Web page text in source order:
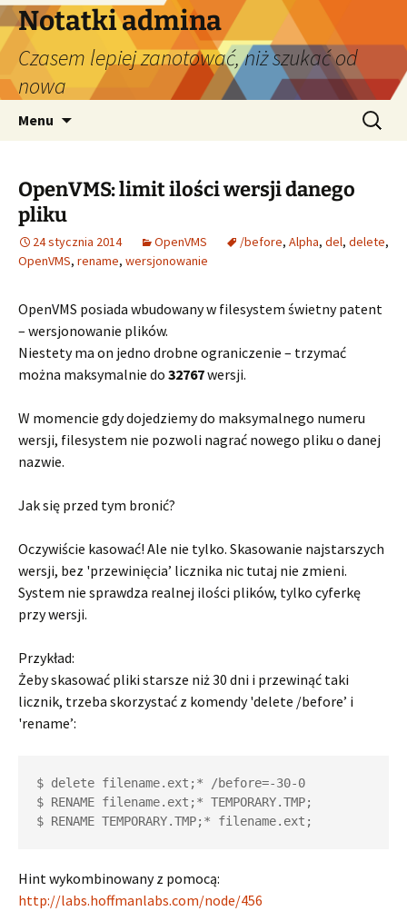
Przejdź
do
treści
Notatki admina
Czasem lepiej zanotować, niż szukać od
nowa
Menu Szukaj:
OpenVMS: limit ilości wersji danego
pliku
24 stycznia 2014 OpenVMS /before, Alpha, del, delete,
OpenVMS, rename, wersjonowanie
OpenVMS posiada wbudowany w filesystem świetny patent
– wersjonowanie plików.
Niestety ma on jedno drobne ograniczenie – trzymać
można maksymalnie do 32767wersji.
W momencie gdy dojedziemy do maksymalnego numeru
wersji, filesystem nie pozwoli nagrać nowego pliku o danej
nazwie.
Jak się przed tym bronić?
Oczywiście kasować! Ale nie tylko. Skasowanie najstarszych
wersji, bez 'przewinięcia’ licznika nic tutaj nie zmieni.
System nie sprawdza realnej ilości plików, tylko cyferkę
przy wersji.
Przykład:
Żeby skasować pliki starsze niż 30 dni i przewinąć taki
licznik, trzeba skorzystać z komendy 'delete /before’ i
'rename’:
$ delete filename.ext;* /before=-30-0
$ RENAME filename.ext;* TEMPORARY.TMP;
$ RENAME TEMPORARY.TMP;* filename.ext;
Hint wykombinowany z pomocą:
http://labs.hoffmanlabs.com/node/456